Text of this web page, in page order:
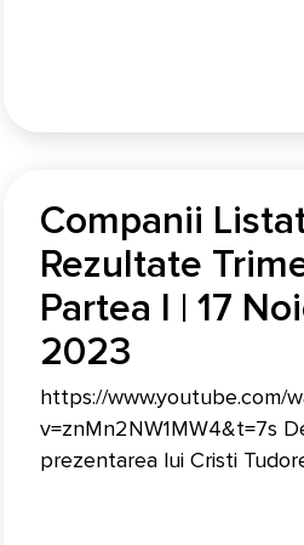
Companii
Rezultate
Partea I | 17
2023
https://www.youtube.com/
v=znMn2NW1MW4&t=7s
prezentarea lui Cristi